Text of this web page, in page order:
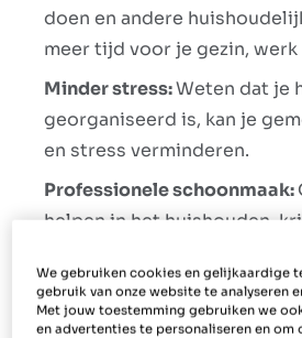
doen en andere
meer tijd voor je gezin, werk
Minder stress:Weten dat je
georganiseerd is, kan je
en stress verminderen.
Professionele schoonmaak:
helpen in het huishouden,
die manier wordt je huis
efficiënter schoongemaakt.
We gebruiken cookies en gelijkaardige
gebruik van onze website te analyseren
Met jouw toestemming gebruiken we
en advertenties te personaliseren en om